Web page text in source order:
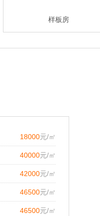
样板房
18000元/㎡
40000元/㎡
42000元/㎡
46500元/㎡
46500元/㎡